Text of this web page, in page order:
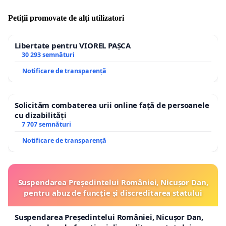
Petiții promovate de alți utilizatori
Libertate pentru VIOREL PAȘCA
30 293 semnături
Notificare de transparență
Solicităm combaterea urii online față de persoanele
cu dizabilități
7 707 semnături
Notificare de transparență
Suspendarea Președintelui României, Nicușor Dan,
pentru abuz de funcție și discreditarea statului
Suspendarea Președintelui României, Nicușor Dan,